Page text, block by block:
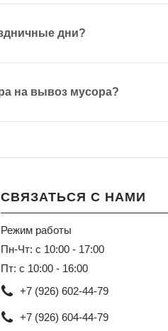
дни?
на вывоз мусора?
СВЯЗАТЬСЯ С НАМИ
Режим работы
Пн-Чт: с 10:00 - 17:00
Пт: с 10:00 - 16:00
+7 (926) 602-44-79
+7 (926) 604-44-79